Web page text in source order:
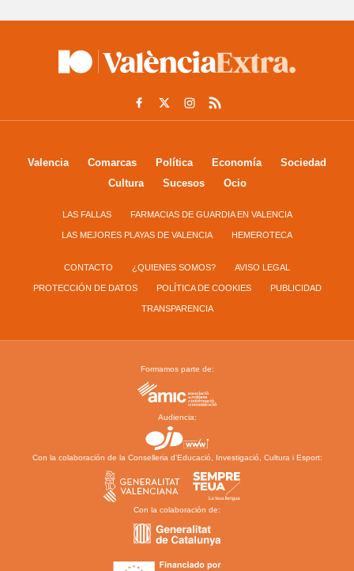
Valencia Comarcas Política Economía
Sociedad
Cultura
Sucesos Ocio
LAS FALLAS FARMACIAS DE GUARDIA EN VALENCIA
LAS MEJORES PLAYAS DE VALENCIA HEMEROTECA
CONTACTO ¿QUIENES SOMOS? AVISO LEGAL
PROTECCIÓN DE DATOS POLÍTICA DE COOKIES PUBLICIDAD
TRANSPARENCIA
Formamos parte de:
Audiencia:
Con la colaboración de la Conselleria d’Educació, Investigació, Cultura i Esport:
Con la colaboración de: